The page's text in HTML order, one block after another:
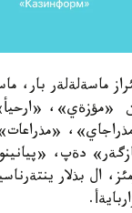
ماسةلةلةر
«مؤزةي»،
دةپ،
ال بذلار